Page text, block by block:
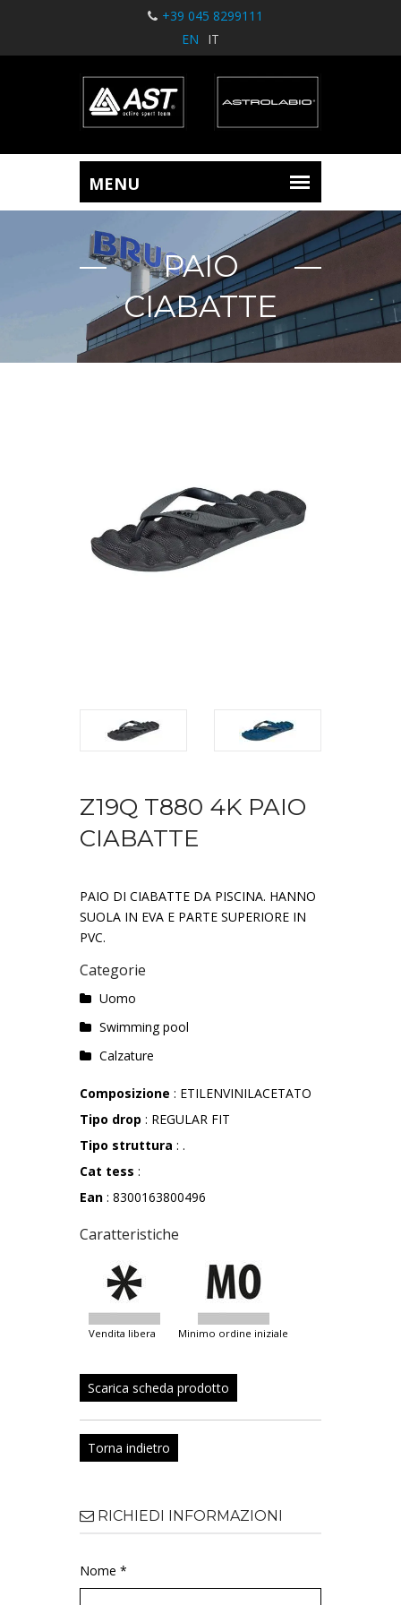
+39 045 8299111
EN
IT
PAIO
CIABATTE
Z19Q T880 4K PAIO
CIABATTE
PAIO DI CIABATTE DA PISCINA. HANNO
SUOLA IN EVA E PARTE SUPERIORE IN
PVC.
Categorie
Uomo
Swimming pool
Calzature
Composizione : ETILENVINILACETATO
Tipo drop : REGULAR FIT
Tipo struttura : .
Cat tess :
Ean : 8300163800496
Caratteristiche
vendita libera minimo ordine iniziale
Scarica scheda prodotto
Torna indietro
RICHIEDI INFORMAZIONI
Nome *